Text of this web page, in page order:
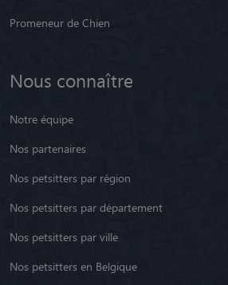
Promeneur de Chien
Nous connaître
Notre équipe
Nos partenaires
Nos petsitters par région
Nos petsitters par département
Nos petsitters par ville
Nos petsitters en Belgique